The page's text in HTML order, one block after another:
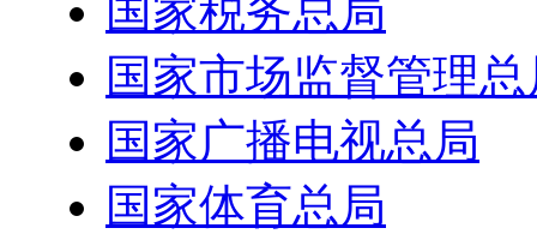
国家税务总局
国家市场监督管理
国家广播电视总局
国家体育总局